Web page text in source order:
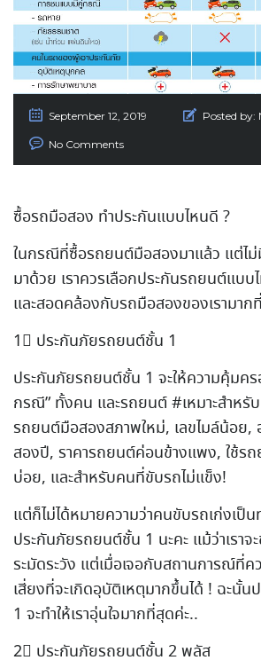
September 12, 2019 Posted by:
No Comments
ซื้อรถมือสอง ทำประกันแบบไหนดี ?
ในกรณีที่ซื้อรถยนต์มือสองมาแล้ว แต่ไ
มาด้วย เราควรเลือกประกันรถยนต์แบบ
และสอดคล้องกับรถมือสองของเรามาก
1⃣ ประกันภัยรถยนต์ชั้น 1
ประกันภัยรถยนต์ชั้น 1 จะให้ความคุ้มค
กรณี” ทั้งคน และรถยนต์ #เหมาะสำหรั
รถยนต์มือสองสภาพใหม่, เลขไมล์น้อย,
สองปี, ราคารถยนต์ค่อนข้างแพง, ใช้รถ
บ่อย, และสำหรับคนที่ขับรถไม่แข็ง!
แต่ก็ไม่ได้หมายความว่าคนขับรถเก่งเป็น
ประกันภัยรถยนต์ชั้น 1 นะคะ แม้ว่าเราจ
ระมัดระวัง แต่เมื่อเจอกับสถานการณ์ที่ค
เสี่ยงที่จะเกิดอุบัติเหตุมากขึ้นได้ ! ฉะนั้
1 จะทำให้เราอุ่นใจมากที่สุดค่ะ..
2⃣ ประกันภัยรถยนต์ชั้น 2 พลัส